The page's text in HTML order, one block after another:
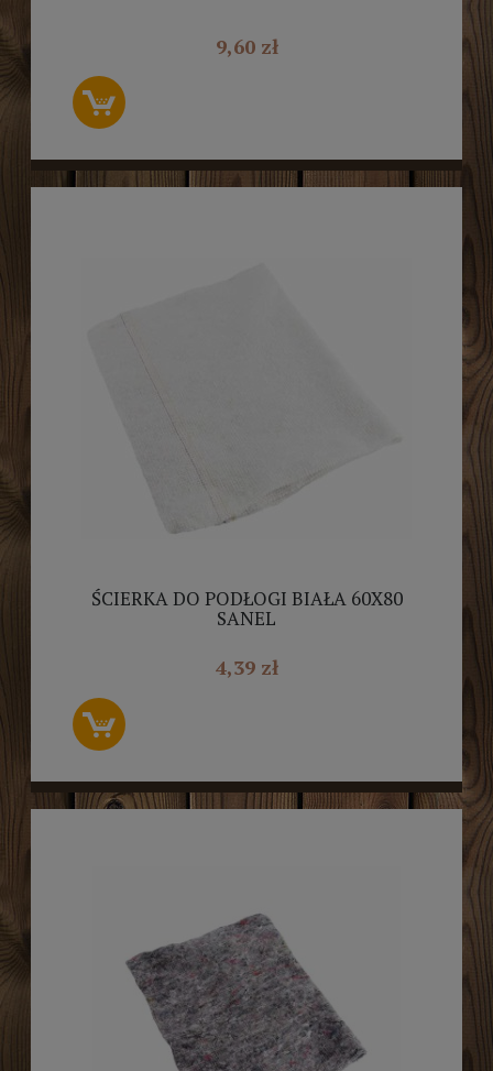
9,60 zł
ŚCIERKA DO PODŁOGI BIAŁA 60X80
SANEL
4,39 zł